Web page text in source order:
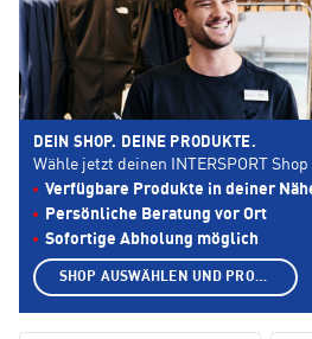
DEIN SHOP. DEINE PRODUKTE.
Wähle jetzt deinen INTERSPORT
Verfügbare Produkte in deiner
Persönliche Beratung vor Ort
Sofortige Abholung möglich
SHOP AUSWÄHLEN UND PRODUKTE ANZEIGEN